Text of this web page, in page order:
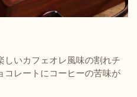
しいカフェオレ風味の割れチ
コレートにコーヒーの苦味が